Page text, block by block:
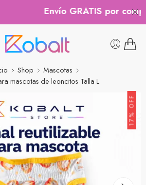
Envío GRATIS por
Shop
Mascotas
mascotas de leoncitos Talla L
17% OFF